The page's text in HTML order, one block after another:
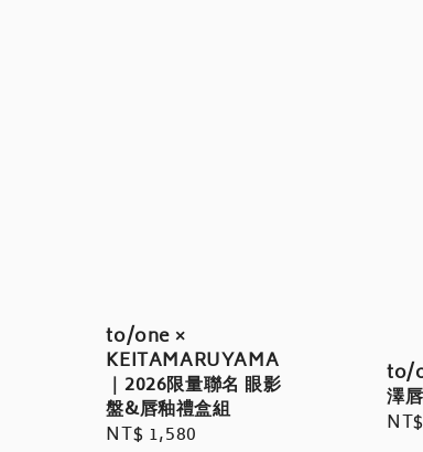
to/one ×
KEITAMARUYAMA
｜2026限量聯名 眼影
盤&唇釉禮盒組
Regular
NT$ 1,580
to/
澤